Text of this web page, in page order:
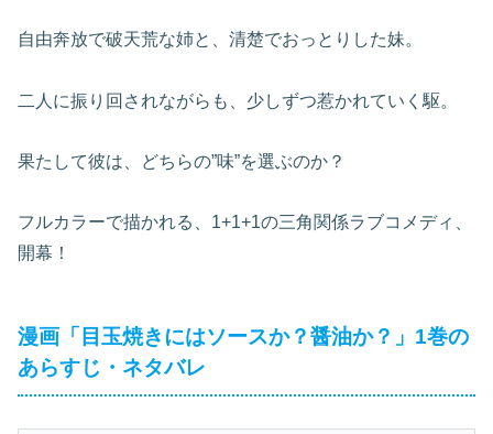
自由奔放で破天荒な姉と、清楚でおっとりした妹。
二人に振り回されながらも、少しずつ惹かれていく駆。
果たして彼は、どちらの”味”を選ぶのか？
フルカラーで描かれる、1+1+1の三角関係ラブコメディ、
開幕！
漫画「目玉焼きにはソースか？醤油か？」1巻の
あらすじ・ネタバレ